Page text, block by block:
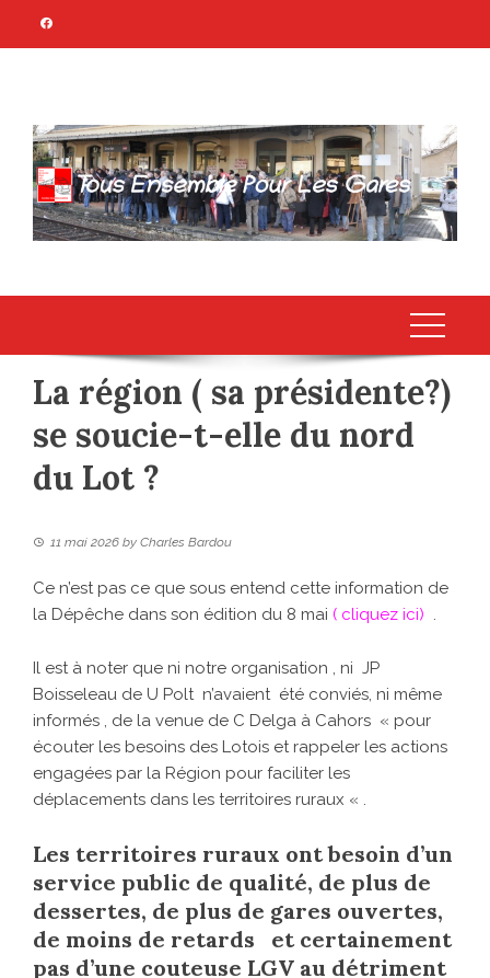
TOUS ENSEMBLE
POUR LES GARES
Association Citoyenne
La région ( sa présidente?)
se soucie-t-elle du nord
du Lot ?
11 mai 2026 by Charles Bardou
Ce n’est pas ce que sous entend cette information de
la Dépêche dans son édition du 8 mai ( cliquez ici) .
Il est à noter que ni notre organisation , ni JP
Boisseleau de U Polt n’avaient été conviés, ni même
informés , de la venue de C Delga à Cahors « pour
écouter les besoins des Lotois et rappeler les actions
engagées par la Région pour faciliter les
déplacements dans les territoires ruraux « .
Les territoires ruraux ont besoin d’un
service public de qualité, de plus de
dessertes, de plus de gares ouvertes,
de moins de retards et certainement
pas d’une couteuse LGV au détriment